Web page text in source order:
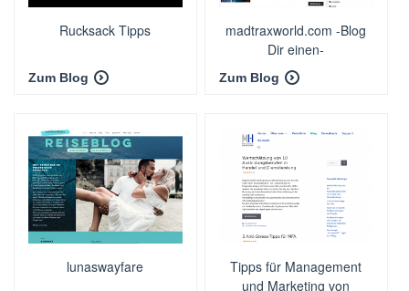
Rucksack Tipps
Zum Blog
madtraxworld.com -Blog
Dir einen-
Zum Blog
lunaswayfare
Tipps für Management
und Marketing von